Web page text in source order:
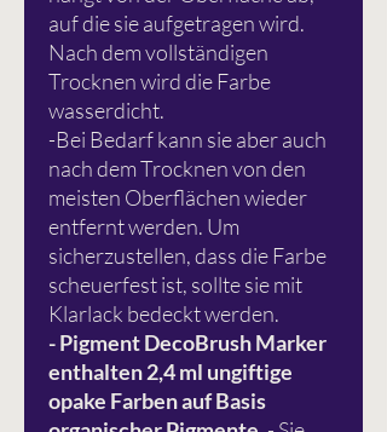
auf die sie aufgetragen wird.
Nach dem vollständigen
Trocknen wird die Farbe
wasserdicht.
-Bei Bedarf kann sie aber auch
nach dem Trocknen von den
meisten Oberflächen wieder
entfernt werden. Um
sicherzustellen, dass die Farbe
scheuerfest ist, sollte sie mit
Klarlack bedeckt werden.
- Pigment DecoBrush Marker
enthalten 2,4 ml ungiftige
opake Farben auf Basis